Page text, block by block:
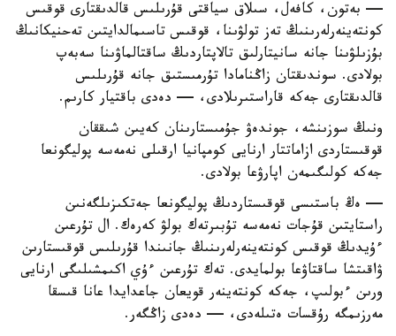
— بەتون، كافەل، سىلاق سياقتى قۇرىلىس قالدىقتارى قوقىس
كونتەينەرلەرىنىڭ تەز تولۋىنا، قوقىس تاسىمالدايتىن تەحنيكانىڭ
بۇزىلۋىنا جانە سانيتارلىق تالاپتاردىڭ ساقتالماۋىنا سەبەپ
بولادى. سوندىقتان زاڭنامادا تۇرمىستىق جانە قۇرىلىس
قالدىقتارى جەكە قاراستىرىلادى، — دەدى باقتيار كارىم.
ونىڭ سوزىنشە، جوندەۋ جۇمىستارىنان كەيىن شىققان
قوقىستاردى ازاماتتار ارنايى كومپانيا ارقىلى نەمەسە پوليگونعا
جەكە كولىگىمەن اپارۋعا بولادى.
— ەڭ باستىسى قوقىستاردىڭ پوليگونعا جەتكىزىلگەنىن
راستايتىن قۇجات نەمەسە تۇبىرتەك بولۋ كەرەك. ال تۇرعىن
ءۇيدىڭ قوقىس كونتەينەرلەرىنىڭ جانىندا قۇرىلىس قوقىستارىن
ۋاقىتشا ساقتاۋعا بولمايدى. تەك تۇرعىن ءۇي اكىمشىلىگى ارنايى
ورىن ءبولىپ، جەكە كونتەينەر قويعان جاعدايدا عانا قىسقا
مەرزىمگە رۇقسات ەتىلەدى، — دەدى زاڭگەر.